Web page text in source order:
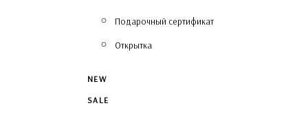
Подарочный сертификат
Открытка
NEW
SALE